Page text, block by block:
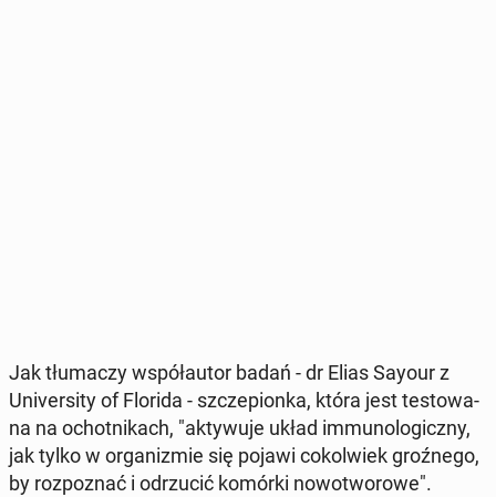
Jak tłu­ma­czy współ­au­tor badań - dr Elias Sayour z
Uni­ver­si­ty of Florida - szcze­pion­ka, która jest te­sto­wa­
na na ochot­ni­kach, "ak­ty­wu­je układ im­mu­no­lo­gicz­ny,
jak tylko w or­ga­ni­zmie się pojawi co­kol­wiek groź­ne­go,
by roz­po­znać i od­rzu­cić komórki no­wo­two­ro­we".